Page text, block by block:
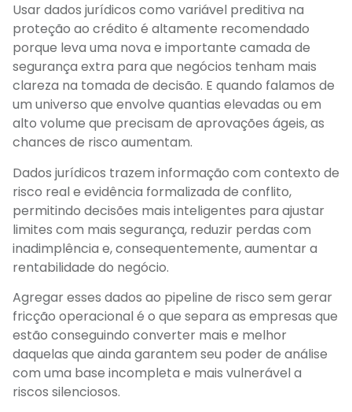
Usar dados jurídicos como variável preditiva na
proteção ao crédito é altamente recomendado
porque leva uma nova e importante camada de
segurança extra para que negócios tenham mais
clareza na tomada de decisão. E quando falamos de
um universo que envolve quantias elevadas ou em
alto volume que precisam de aprovações ágeis, as
chances de risco aumentam.
Dados jurídicos trazem informação com contexto de
risco real e evidência formalizada de conflito,
permitindo decisões mais inteligentes para ajustar
limites com mais segurança, reduzir perdas com
inadimplência e, consequentemente, aumentar a
rentabilidade do negócio.
Agregar esses dados ao pipeline de risco sem gerar
fricção operacional é o que separa as empresas que
estão conseguindo converter mais e melhor
daquelas que ainda garantem seu poder de análise
com uma base incompleta e mais vulnerável a
riscos silenciosos.